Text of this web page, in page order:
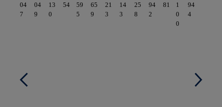
04
7
04
9
13
0
54
59
5
65
9
21
3
14
3
25
8
94
2
81
1
0
0
94
4